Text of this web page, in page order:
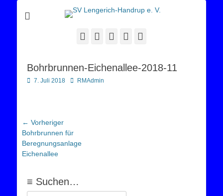
SV Lengerich-
Handrup e. V.
Sportverein Lengerich Handrup
Facebook
Twitter YouTube
Bohrbrunnen-Eichenallee-2018-11
Posted
7. Juli 2018 AutorRMAdmin
Beitragsnavigation
← Vorheriger
Vorheriger
Beitrag:
Bohrbrunnen für
Beregnungsanlage
Eichenallee
≡ Suchen…